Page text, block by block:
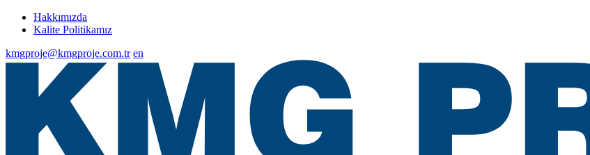
Hakkımızda
Kalite Politikamız
kmgproje@kmgproje.com.tr en